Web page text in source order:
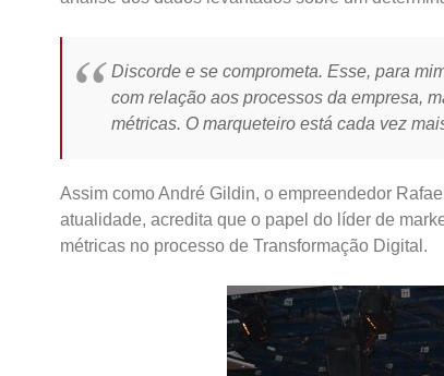
Discorde e se comprometa. Esse, para
com relação aos processos da empresa,
métricas. O marqueteiro está cada vez
Assim como André Gildin, o empreendedor
atualidade, acredita que o papel do líder de
métricas no processo de Transformação Digital.